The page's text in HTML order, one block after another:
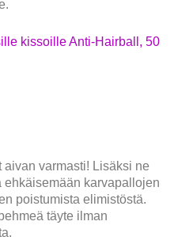
kissoille Anti-Hairball, 50
varmasti! Lisäksi ne
ehkäisemään karvapallojen
poistumista elimistöstä.
täyte ilman